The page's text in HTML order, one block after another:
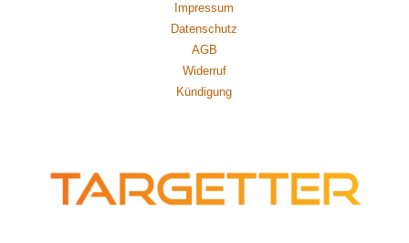
Impressum
Datenschutz
AGB
Widerruf
Kündigung